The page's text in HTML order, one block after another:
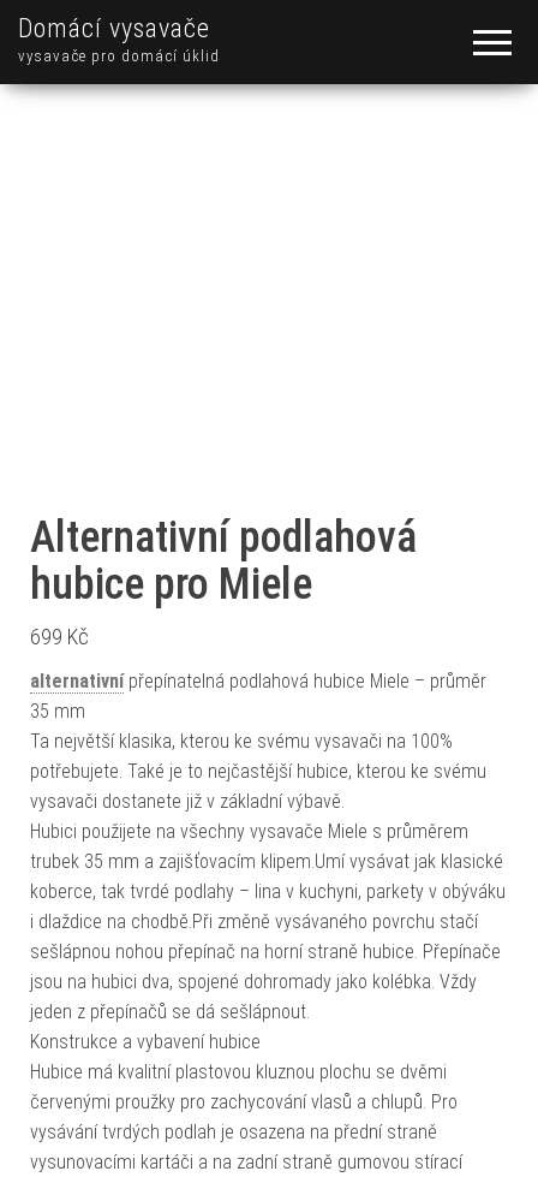
Domácí vysavače
vysavače pro domácí úklid
Alternativní podlahová
hubice pro Miele
699 Kč
alternativnípřepínatelná podlahová hubice Miele – průměr
35 mm
Ta největší klasika, kterou ke svému vysavači na 100%
potřebujete. Také je to nejčastější hubice, kterou ke svému
vysavači dostanete již v základní výbavě.
Hubici použijete na všechny vysavače Miele s průměrem
trubek 35 mm a zajišťovacím klipem.Umí vysávat jak klasické
koberce, tak tvrdé podlahy – lina v kuchyni, parkety v obýváku
i dlaždice na chodbě.Při změně vysávaného povrchu stačí
sešlápnou nohou přepínač na horní straně hubice. Přepínače
jsou na hubici dva, spojené dohromady jako kolébka. Vždy
jeden z přepínačů se dá sešlápnout.
Konstrukce a vybavení hubice
Hubice má kvalitní plastovou kluznou plochu se dvěmi
červenými proužky pro zachycování vlasů a chlupů. Pro
vysávání tvrdých podlah je osazena na přední straně
vysunovacími kartáči a na zadní straně gumovou stírací